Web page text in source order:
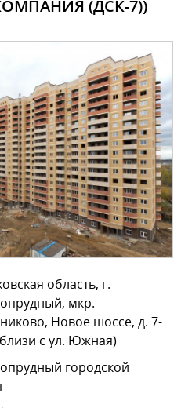
(ДСК-7))
область, г.
мкр.
Новое шоссе, д. 7-
с ул. Южная)
городской